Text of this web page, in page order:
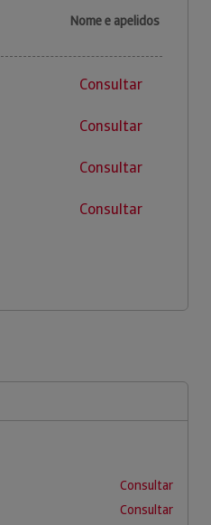
Nome e apelidos
Consultar
Consultar
Consultar
Consultar
Consultar
Consultar